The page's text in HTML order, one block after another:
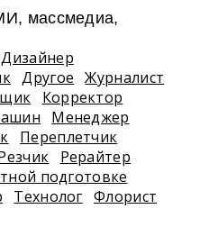
массмедиа,
Дизайнер
Другое
Журналист
Корректор
Менеджер
Переплетчик
Рерайтер
подготовке
Технолог Флорист